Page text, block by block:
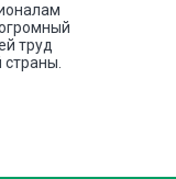
труд